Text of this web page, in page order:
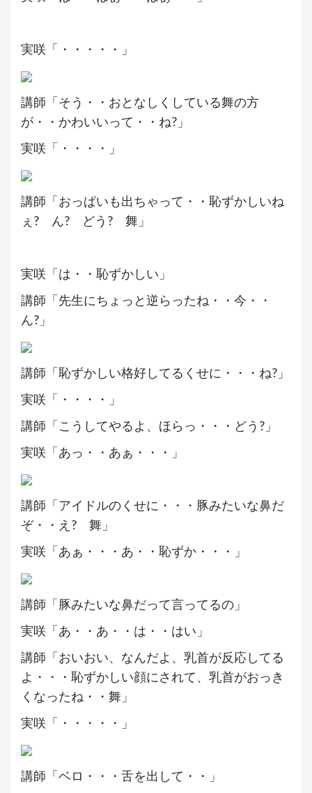
実咲「・・・・・」
講師「そう・・おとなしくしている舞の方
が・・かわいいって・・ね?」
実咲「・・・・」
講師「おっぱいも出ちゃって・・恥ずかしいね
ぇ? ん? どう? 舞」
実咲「は・・恥ずかしい」
講師「先生にちょっと逆らったね・・今・・
ん?」
講師「恥ずかしい格好してるくせに・・・ね?」
実咲「・・・・」
講師「こうしてやるよ、ほらっ・・・どう?」
実咲「あっ・・あぁ・・・」
講師「アイドルのくせに・・・豚みたいな鼻だ
ぞ・・え? 舞」
実咲「あぁ・・・あ・・恥ずか・・・」
講師「豚みたいな鼻だって言ってるの」
実咲「あ・・あ・・は・・はい」
講師「おいおい、なんだよ、乳首が反応してる
よ・・・恥ずかしい顔にされて、乳首がおっき
くなったね・・舞」
実咲「・・・・・」
講師「ベロ・・・舌を出して・・」